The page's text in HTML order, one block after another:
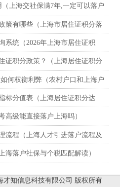
上海交社保满7年,一定可以落户
策有哪些（上海市居住证积分落
系统（2026年上海市居住证积
证积分政策？（上海居住证积分
何权衡利弊（农村户口和上海户
标分值表（上海居住证积分达
高级能直接落户上海吗）
流程（上海人才引进落户流程及
海落户社保与个税匹配解读）
才知信息科技有限公司 版权所有